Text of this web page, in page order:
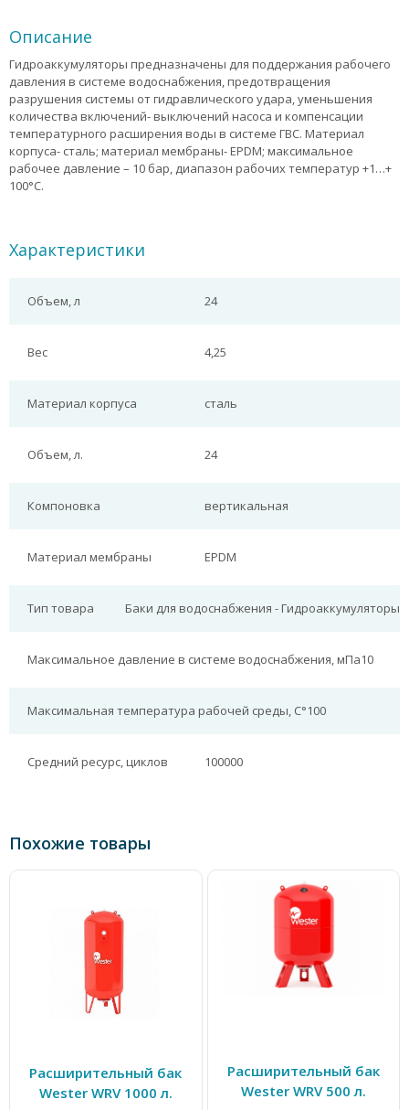
Описание
Гидроаккумуляторы предназначены для поддержания рабочего
давления в системе водоснабжения, предотвращения
разрушения системы от гидравлического удара, уменьшения
количества включений- выключений насоса и компенсации
температурного расширения воды в системе ГВС. Материал
корпуса- сталь; материал мембраны- EPDM; максимальное
рабочее давление – 10 бар, диапазон рабочих температур +1…+
100°С.
Характеристики
Объем, л 24
Вес 4,25
Материал корпуса сталь
Объем, л. 24
Компоновка вертикальная
Материал мембраны EPDM
Тип товара Баки для водоснабжения - Гидроаккумуляторы
Максимальное давление в системе водоснабжения, мПа10
Максимальная температура рабочей среды, С°100
Средний ресурс, циклов 100000
Похожие товары
Расширительный бак
Wester WRV 1000 л.
Расширительный бак
Wester WRV 500 л.